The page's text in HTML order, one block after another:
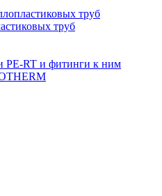
труб
труб
PE-RT и фитинги к ним